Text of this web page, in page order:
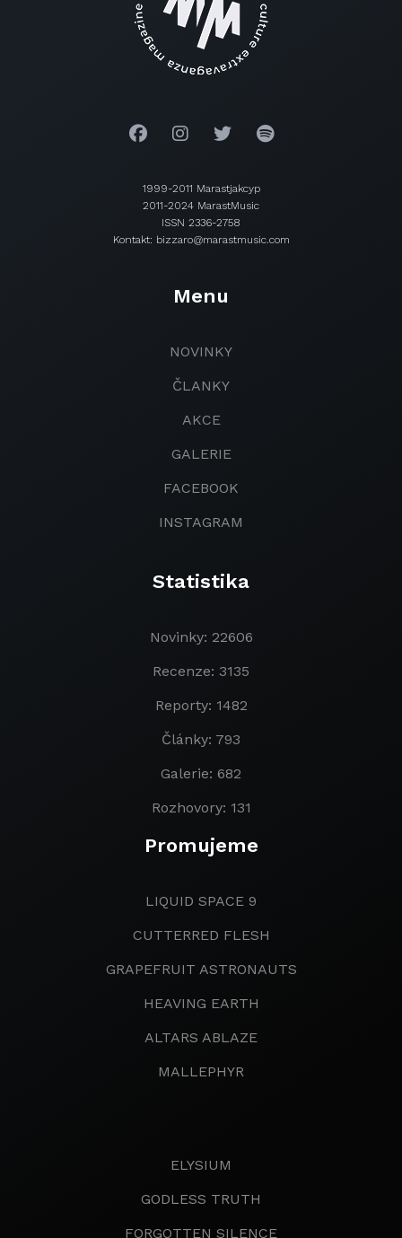
1999-2011 Marastjakcyp
2011-2024 MarastMusic
ISSN 2336-2758
Kontakt: bizzaro@marastmusic.com
Menu
NOVINKY
ČLANKY
AKCE
GALERIE
FACEBOOK
INSTAGRAM
Statistika
Novinky: 22606
Recenze: 3135
Reporty: 1482
Články: 793
Galerie: 682
Rozhovory: 131
Promujeme
LIQUID SPACE 9
CUTTERRED FLESH
GRAPEFRUIT ASTRONAUTS
HEAVING EARTH
ALTARS ABLAZE
MALLEPHYR
ELYSIUM
GODLESS TRUTH
FORGOTTEN SILENCE